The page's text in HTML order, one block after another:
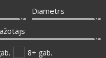
24/7
Diametrs
8+ gab.